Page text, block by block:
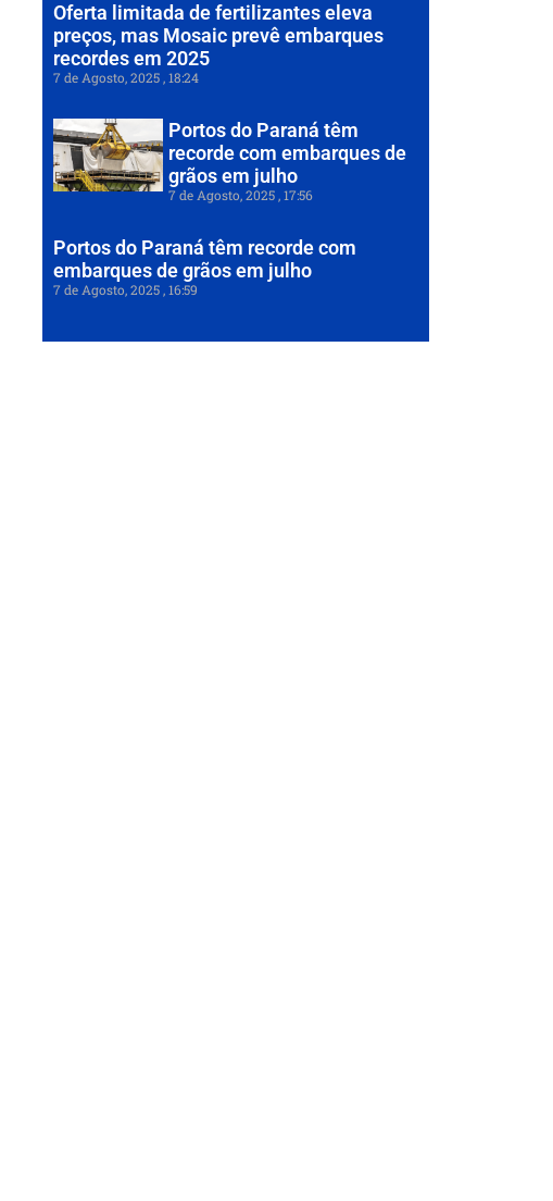
Oferta limitada de fertilizantes eleva
preços, mas Mosaic prevê embarques
recordes em 2025
7 de Agosto, 2025 18:24
Portos do Paraná têm
recorde com embarques de
grãos em julho
7 de Agosto, 2025 17:56
Portos do Paraná têm recorde com
embarques de grãos em julho
7 de Agosto, 2025 16:59